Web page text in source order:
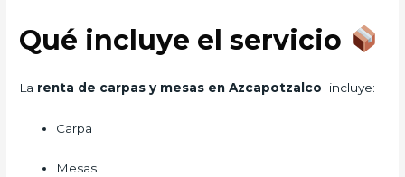
Qué incluye el servicio
La renta de carpas y mesas en Azcapotzalco incluye:
Carpa
Mesas